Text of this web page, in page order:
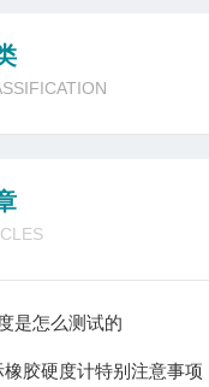
是怎么测试的
胶硬度计特别注意事项